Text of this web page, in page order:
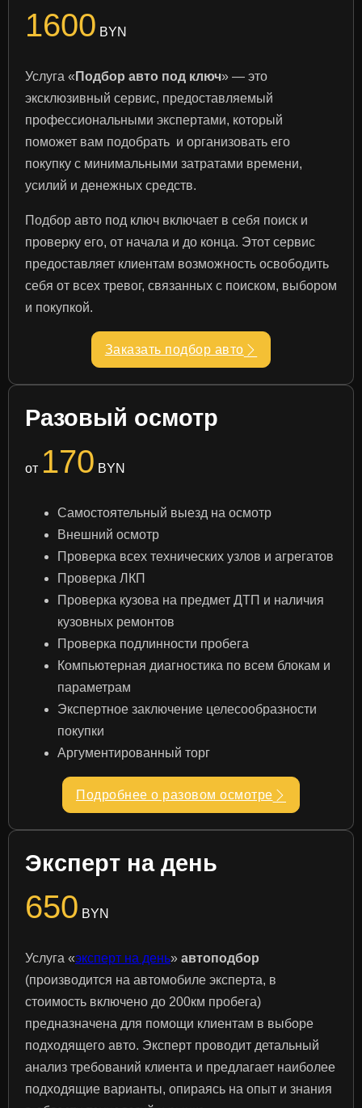
1600 BYN
Услуга « Подбор авто под ключ» — это
эксклюзивный сервис, предоставляемый
профессиональными экспертами, который
поможет вам подобрать и организовать его
покупку с минимальными затратами времени,
усилий и денежных средств.
Подбор авто под ключ включает в себя поиск и
проверку его, от начала и до конца. Этот сервис
предоставляет клиентам возможность освободить
себя от всех тревог, связанных с поиском, выбором
и покупкой.
Заказать подбор авто
Разовый осмотр
от 170 BYN
Самостоятельный выезд на осмотр
Внешний осмотр
Проверка всех технических узлов и агрегатов
Проверка ЛКП
Проверка кузова на предмет ДТП и наличия
кузовных ремонтов
Проверка подлинности пробега
Компьютерная диагностика по всем блокам и
параметрам
Экспертное заключение целесообразности
покупки
Аргументированный торг
Подробнее о разовом осмотре
Эксперт на день
650 BYN
Услуга «эксперт на день» автоподбор
(производится на автомобиле эксперта, в
стоимость включено до 200км пробега)
предназначена для помощи клиентам в выборе
подходящего авто. Эксперт проводит детальный
анализ требований клиента и предлагает наиболее
подходящие варианты, опираясь на опыт и знания